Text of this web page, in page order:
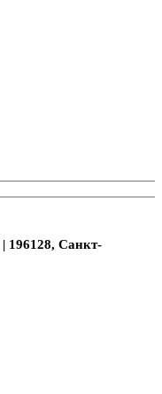
| 196128, Санкт-